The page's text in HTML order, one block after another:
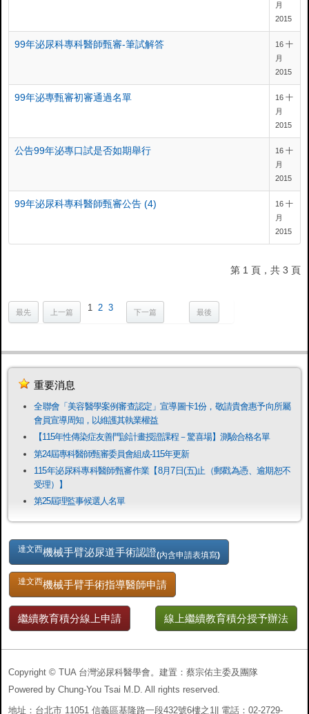
月
2015
99年泌尿科專科醫師甄審-筆試解答
16 十
月
2015
99年泌專甄審初審通過名單
16 十
月
2015
公告99年泌專口試是否如期舉行
16 十
月
2015
99年泌尿科專科醫師甄審公告 (4)
16 十
月
2015
第 1 頁，共 3 頁
最先 上一篇 1 2 3 下一篇 最後
重要消息
全聯會「​美容醫學案例審查認定」宣導圖卡1份，敬請貴會惠予向所屬
會員宣導周知，以維護其執業權益
【115年性傳染症友善門診計畫授證課程－驚喜場】測驗合格名單
第24屆專科醫師甄審委員會組成-115年更新
115年泌尿科專科醫師甄審作業【8月7日(五)止（郵戳為憑、逾期恕不
受理）】
第25屆理監事候選人名單
達文西機械手臂泌尿道手術認證(內含申請表填寫)
達文西機械手臂手術指導醫師申請
繼續教育積分線上申請 線上繼續教育積分授予辦法
Copyright © TUA 台灣泌尿科醫學會。建置：蔡宗佑主委及團隊
Powered by Chung-You Tsai M.D. All rights reserved.
地址：台北市 11051 信義區基隆路一段432號6樓之1|| 電話：02-2729-